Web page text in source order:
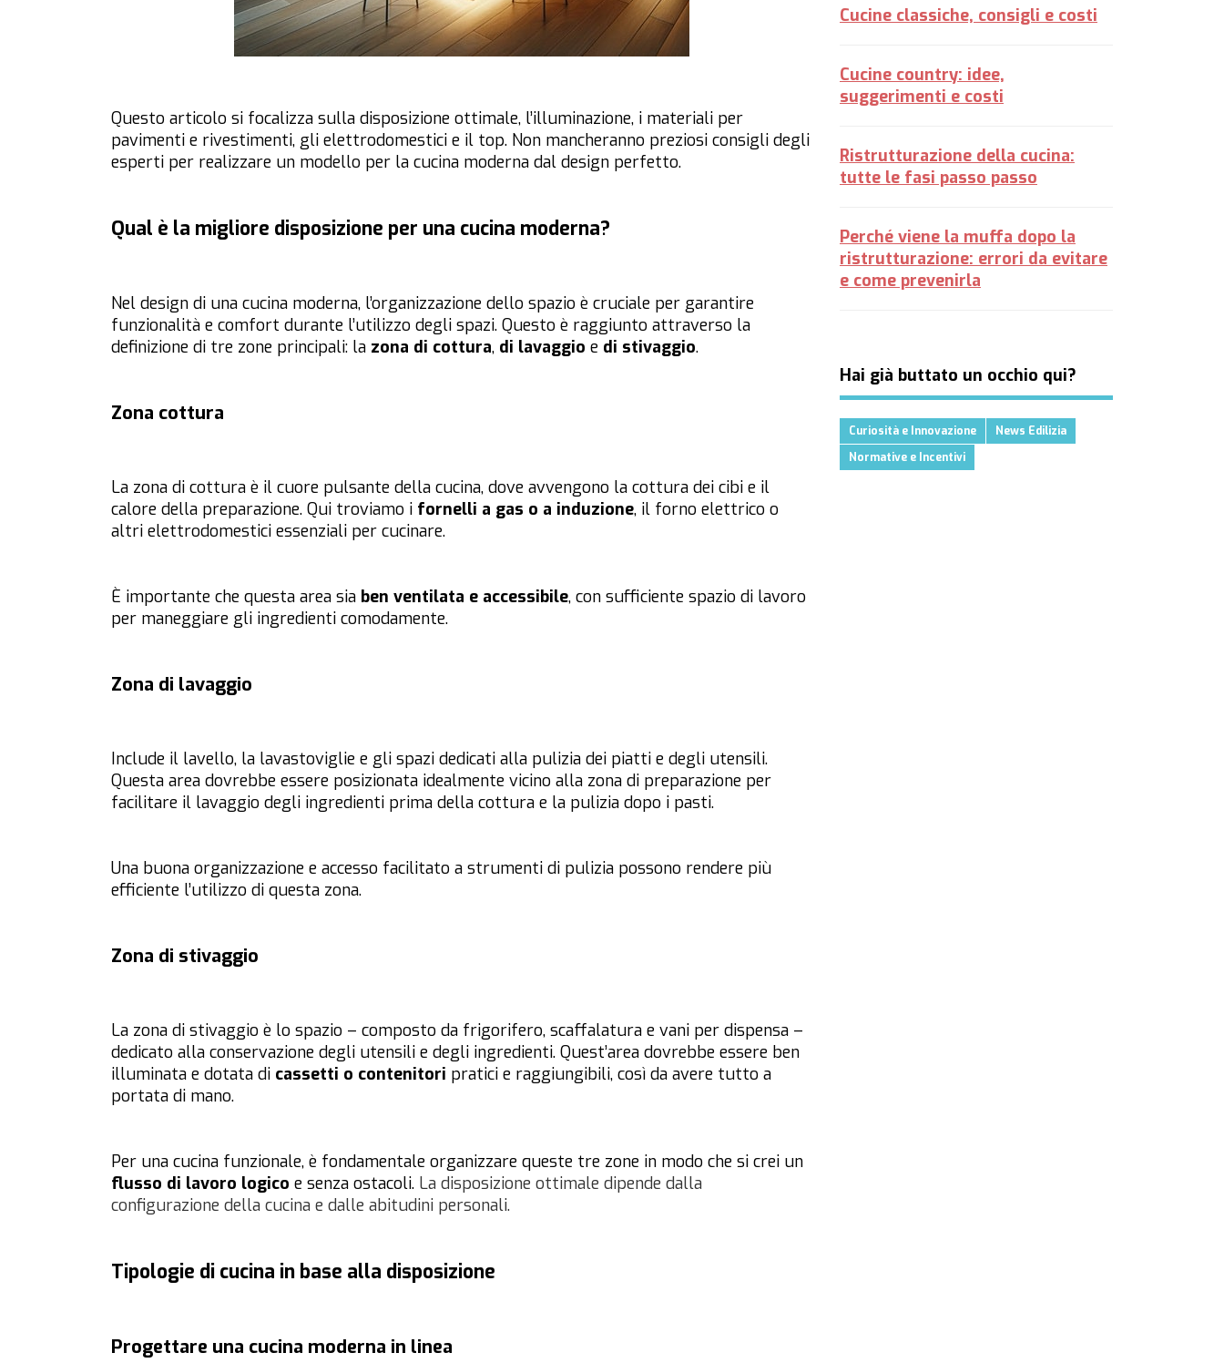
Questo articolo si focalizza sulla disposizione ottimale, l’illuminazione, i materiali per
pavimenti e rivestimenti, gli elettrodomestici e il top. Non mancheranno preziosi consigli degli
esperti per realizzare un modello per la cucina moderna dal design perfetto.
Qual è la migliore disposizione per una cucina moderna?
Nel design di una cucina moderna, l’organizzazione dello spazio è cruciale per garantire
funzionalità e comfort durante l’utilizzo degli spazi. Questo è raggiunto attraverso la
definizione di tre zone principali: la zona di cottura, di lavaggio e di stivaggio.
Zona cottura
La zona di cottura è il cuore pulsante della cucina, dove avvengono la cottura dei cibi e il
calore della preparazione. Qui troviamo i fornelli a gas o a induzione, il forno elettrico o
altri elettrodomestici essenziali per cucinare.
È importante che questa area sia ben ventilata e accessibile, con sufficiente spazio di lavoro
per maneggiare gli ingredienti comodamente.
Zona di lavaggio
Include il lavello, la lavastoviglie e gli spazi dedicati alla pulizia dei piatti e degli utensili.
Questa area dovrebbe essere posizionata idealmente vicino alla zona di preparazione per
facilitare il lavaggio degli ingredienti prima della cottura e la pulizia dopo i pasti.
Una buona organizzazione e accesso facilitato a strumenti di pulizia possono rendere più
efficiente l’utilizzo di questa zona.
Zona di stivaggio
La zona di stivaggio è lo spazio – composto da frigorifero, scaffalatura e vani per dispensa –
dedicato alla conservazione degli utensili e degli ingredienti. Quest’area dovrebbe essere ben
illuminata e dotata di cassetti o contenitori pratici e raggiungibili, così da avere tutto a
portata di mano.
Per una cucina funzionale, è fondamentale organizzare queste tre zone in modo che si crei un
flusso di lavoro logico e senza ostacoli. La disposizione ottimale dipende dalla
configurazione della cucina e dalle abitudini personali.
Tipologie di cucina in base alla disposizione
Progettare una cucina moderna in linea
Cucine classiche, consigli e costi
Cucine country: idee,
suggerimenti e costi
Ristrutturazione della cucina:
tutte le fasi passo passo
Perché viene la muffa dopo la
ristrutturazione: errori da evitare
e come prevenirla
Hai già buttato un occhio qui?
Curiosità e Innovazione
News Edilizia
Normative e Incentivi